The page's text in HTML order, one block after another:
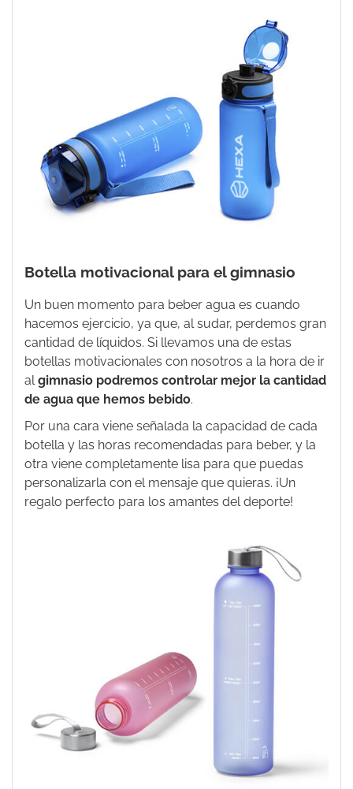
Botella motivacional para el gimnasio
Un buen momento para beber agua es cuando
hacemos ejercicio, ya que, al sudar, perdemos gran
cantidad de líquidos. Si llevamos una de estas
botellas motivacionales con nosotros a la hora de ir
algimnasio podremos controlar mejor la cantidad
de agua que hemos bebido.
Por una cara viene señalada la capacidad de cada
botella y las horas recomendadas para beber, y la
otra viene completamente lisa para que puedas
personalizarla con el mensaje que quieras. ¡Un
regalo perfecto para los amantes del deporte!